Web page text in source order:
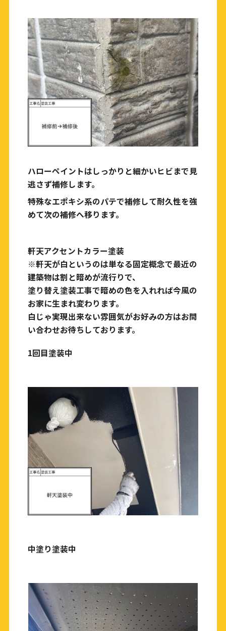
ハローペイントはしっかりと細かいヒビまで見
逃さず補修します。
特殊なエポキシ系のパテで補修して耐久性を強
めて次の補修へ移ります。
軒天アクセントカラー塗装
※軒天が白というのは単なる固定概念で最近の
建築物は割と暗めが流行りで、
塗り替え塗装工事で暗めの色を入れれば今風の
お家に生まれ変わります。
白じゃ実現出来ない雰囲気がお好みの方はお問
い合わせお待ちしております。
1回目塗装中
中塗り塗装中